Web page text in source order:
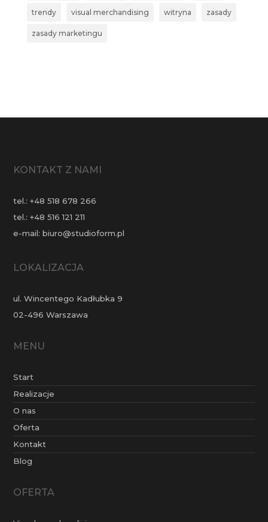
trendy visual merchandising witryna zasady
zasady marketingu
KONTAKT Z NAMI
tel.:+48 518 678 266
tel.:+48 516 121 211
e-mail:biuro@studioform.pl
LOKALIZACJA
ul. Wincentego Kadłubka 9
02-496 Warszawa
MENU
Start
Realizacje
O nas
Oferta
Kontakt
Blog
OFERTA